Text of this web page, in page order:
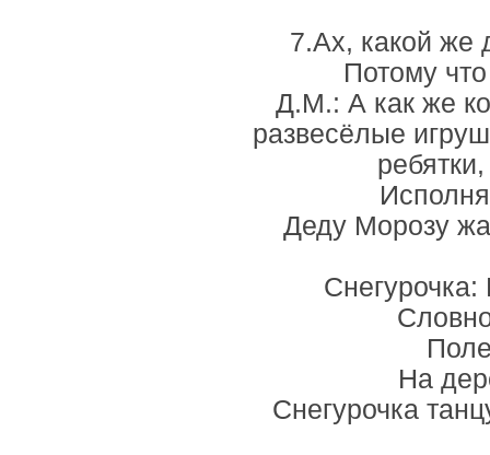
7.Ах, какой же
Потому
Д.М.: А как же
развесёлые
Деду Морозу
На
Снегурочка